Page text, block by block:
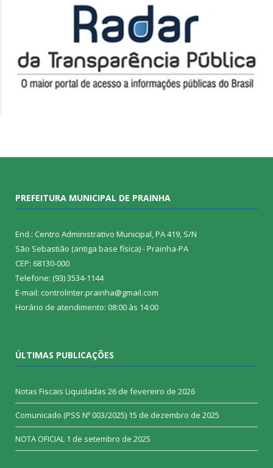
PREFEITURA MUNICIPAL DE PRAINHA
End.: Centro Administrativo Municipal, PA 419, S/N
São Sebastião (antiga base física) - Prainha-PA
CEP: 68130-000
Telefone: (93) 3534-1144
E-mail: controlinter.prainha@gmail.com
Horário de atendimento: 08:00 às 14:00
ÚLTIMAS PUBLICAÇÕES
Notas Fiscais Liquidadas 26 de fevereiro de 2026
Comunicado (PSS Nº 003/2025) 15 de dezembro de 2025
NOTA OFICIAL 1 de setembro de 2025